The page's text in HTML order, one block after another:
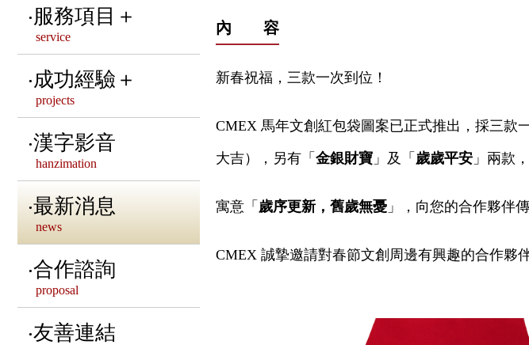
秘書長的話
歷屆董事會介紹
第十屆董事會介紹
CMEX 卅五 • 有春
本會法律顧問
聯絡我們
CNS相關中文碼標準
其他重要之CNS標準
國內外中文碼介紹
國際字元編碼組織介紹
標準字型介紹
服務項目＋
service
中文共通標準制定
中文造字管理服務
注音調號數位排版
語文相關系統建置
漢字相關活動推廣
NGO服務
漢字相關客製文創
成功經驗＋
projects
服務客戶
中文網站建置
漢字影音
hanzimation
最新消息
news
合作諮詢
proposal
友善連結
內 容
新春祝福，三款一次到位！
CMEX 馬年文創紅包袋圖案已正式推出，採三款
大吉），另有「 金銀財寶 」及「 歲歲平安 」兩款
寓意「 歲序更新，舊歲無憂 」，向您的合作夥伴
CMEX 誠摯邀請對春節文創周邊有興趣的合作夥